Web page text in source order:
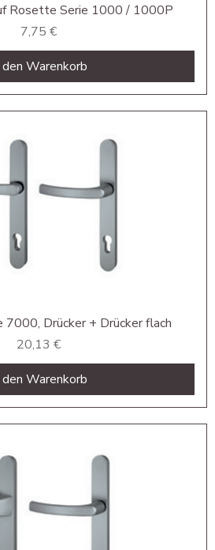
Rosette Serie 1000 / 1000P
Preis
7,75 €
den Warenkorb
7000, Drücker + Drücker flach
Preis
20,13 €
den Warenkorb